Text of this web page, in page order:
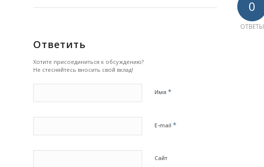
0
ОТВЕТЫ
Ответить
Хотите присоединиться к обсуждению?
Не стесняйтесь вносить свой вклад!
Имя *
E-mail *
Сайт